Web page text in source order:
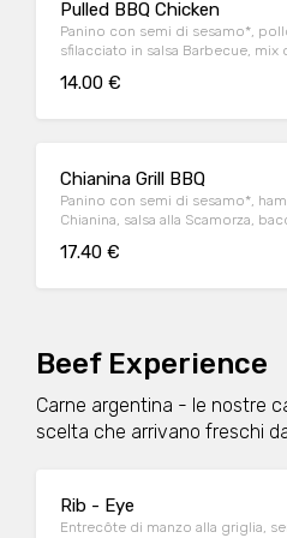
Pulled BBQ Chicken
Panino con semi di sesamo*,
sfilacciato in salsa Barbecue, mix
insalata iceberg
14.00 €
Chianina Grill BBQ
Panino con semi di sesamo*,
Chianina, salsa alla Scamorza,
17.40 €
Beef Experience
Carne argentina - le nostre
scelta che arrivano freschi
Rib - Eye
Entrecôte di manzo alla griglia,